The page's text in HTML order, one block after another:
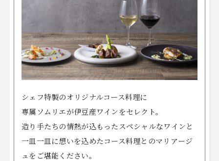
DRESSドレス
ITEMSアイテム
ACCESS
NEWSニュース
STAFF BLOG
シェフ特製のオリジナルコース料理に
専属ソムリエが伊豆産ワインをセレクト。
造り手たちの情熱が込もったスペシャルなワインと
一皿一皿に想いを込めたコース料理とのマリアージ
ュをご堪能ください。